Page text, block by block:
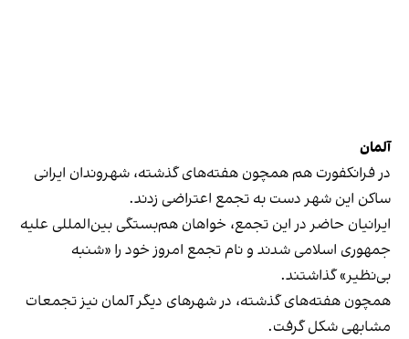
آلمان
در فرانکفورت هم همچون هفته‌های گذشته، شهروندان ایرانی
ساکن این شهر دست به تجمع اعتراضی زدند.
ایرانیان حاضر در این تجمع، خواهان هم‌بستگی بین‌المللی علیه
جمهوری اسلامی شدند و نام تجمع امروز خود را «شنبه
بی‌نظیر» گذاشتند.
همچون هفته‌های گذشته، در شهرهای دیگر آلمان نیز تجمعات
مشابهی شکل گرفت.